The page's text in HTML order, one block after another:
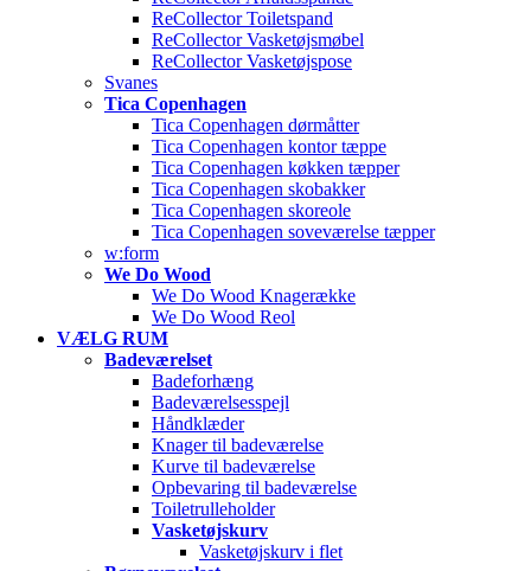
ReCollector Toiletspand
ReCollector Vasketøjsmøbel
ReCollector Vasketøjspose
Svanes
Tica Copenhagen
Tica Copenhagen dørmåtter
Tica Copenhagen kontor tæppe
Tica Copenhagen køkken tæpper
Tica Copenhagen skobakker
Tica Copenhagen skoreole
Tica Copenhagen soveværelse tæpper
w:form
We Do Wood
We Do Wood Knagerække
We Do Wood Reol
VÆLG RUM
Badeværelset
Badeforhæng
Badeværelsesspejl
Håndklæder
Knager til badeværelse
Kurve til badeværelse
Opbevaring til badeværelse
Toiletrulleholder
Vasketøjskurv
Vasketøjskurv i flet